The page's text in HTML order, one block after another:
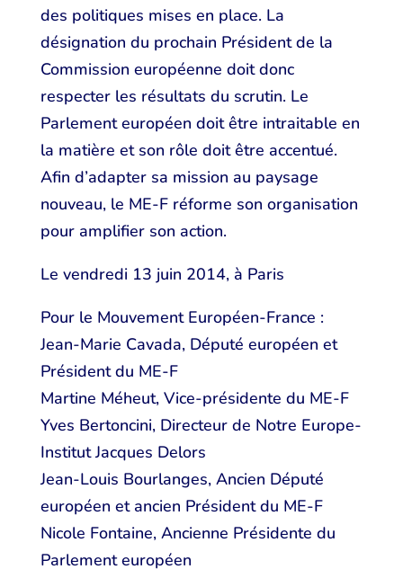
des politiques mises en place. La
désignation du prochain Président de la
Commission européenne doit donc
respecter les résultats du scrutin. Le
Parlement européen doit être intraitable en
la matière et son rôle doit être accentué.
Afin d’adapter sa mission au paysage
nouveau, le ME-F réforme son organisation
pour amplifier son action.
Le vendredi 13 juin 2014, à Paris
Pour le Mouvement Européen-France :
Jean-Marie Cavada, Député européen et
Président du ME-F
Martine Méheut, Vice-présidente du ME-F
Yves Bertoncini, Directeur de Notre Europe-
Institut Jacques Delors
Jean-Louis Bourlanges, Ancien Député
européen et ancien Président du ME-F
Nicole Fontaine, Ancienne Présidente du
Parlement européen